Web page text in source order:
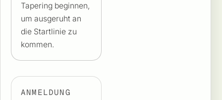
Tapering beginnen,
um ausgeruht an
die Startlinie zu
kommen.
ANMELDUNG